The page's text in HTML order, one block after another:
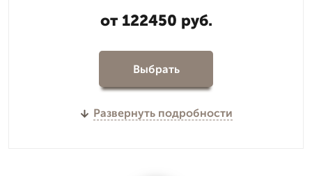
от 122450 руб.
Выбрать
Развернуть подробности